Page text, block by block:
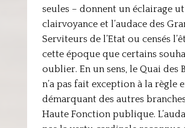
seules – donnent un éclairage
clairvoyance et l’audace des
Serviteurs de l’Etat ou censés
cette époque que certains
oublier. En un sens, le Quai des
n’a pas fait exception à la règle
démarquant des autres
Haute Fonction publique.